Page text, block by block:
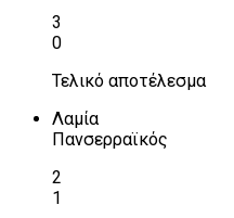
3
0
Τελικό αποτέλεσμα
Λαμία
Πανσερραϊκός
2
1